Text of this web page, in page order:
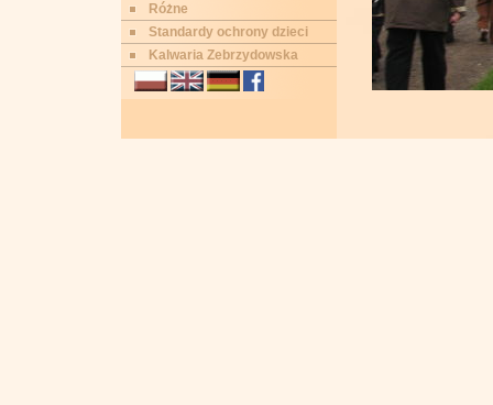
Różne
Standardy ochrony dzieci
Kalwaria Zebrzydowska